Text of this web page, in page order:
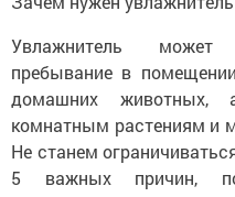
Увлажнитель может
пребывание в
домашних животных,
комнатным растениям и
Не станем
5 важных причин,